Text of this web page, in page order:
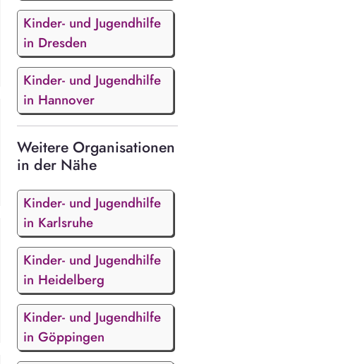
Kinder- und Jugendhilfe
in Dresden
Kinder- und Jugendhilfe
in Hannover
Weitere Organisationen
in der Nähe
Kinder- und Jugendhilfe
in Karlsruhe
Kinder- und Jugendhilfe
in Heidelberg
Kinder- und Jugendhilfe
in Göppingen